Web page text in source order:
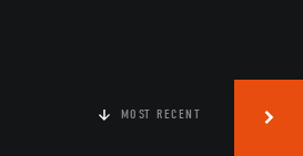
MOST RECENT